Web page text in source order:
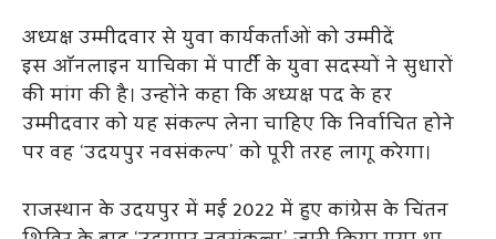
अध्यक्ष उम्मीदवार से युवा कार्यकर्ताओं को उम्मीदें
इस ऑनलाइन याचिका में पार्टी के युवा सदस्यों ने सुधारों
की मांग की है। उन्होंने कहा कि अध्यक्ष पद के हर
उम्मीदवार को यह संकल्प लेना चाहिए कि निर्वाचित होने
पर वह ‘उदयपुर नवसंकल्प’ को पूरी तरह लागू करेगा।
राजस्थान के उदयपुर में मई 2022 में हुए कांग्रेस के चिंतन